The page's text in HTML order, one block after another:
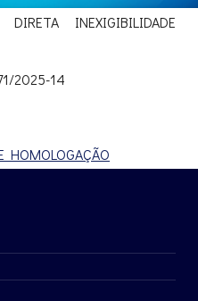
INEXIGIBILIDADE
2025-14
HOMOLOGAÇÃO